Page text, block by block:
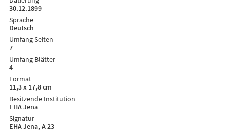
30.12.1899
Sprache
Deutsch
Umfang Seiten
7
Umfang Blätter
4
Format
11,3 x 17,8 cm
Besitzende Institution
EHA Jena
Signatur
EHA Jena, A 23